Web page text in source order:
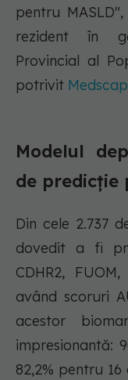
pentru
rezident în
Provincial al
potrivit
Modelul
de predicție
Din cele 2.737
dovedit a fi
CDHR2,
având scoruri
acestor
impresionantă:
82,2% pentru